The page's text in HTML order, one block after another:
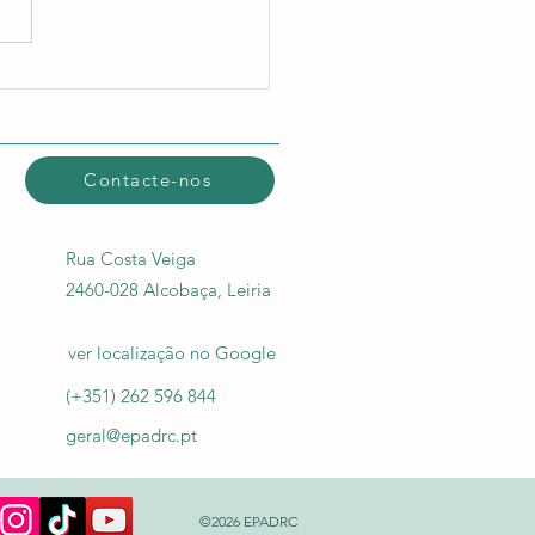
Contacte-nos
Rua Costa Veiga
2460-028 Alcobaça, Leiria
ver localização​ no Google
(+351) 262 596 844
geral@epadrc.pt
©2026 EPADRC